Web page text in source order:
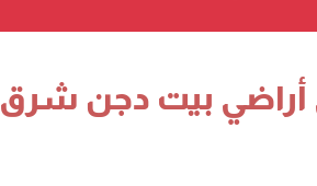
بيت دجن شرق